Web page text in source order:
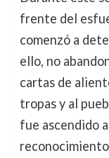
frente del
comenzó a
ello, no
cartas de
tropas y al
fue ascendido a